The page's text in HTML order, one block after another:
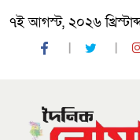
৭ই আগস্ট, ২০২৬